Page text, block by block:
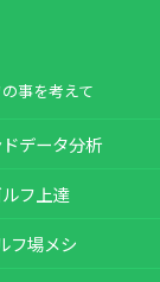
事を考えて
データ分析
フ上達
フ場メシ